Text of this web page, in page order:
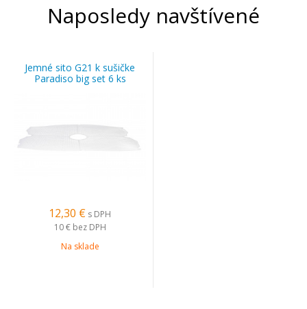
Naposledy navštívené
Jemné sito G21 k sušičke
Paradiso big set 6 ks
12,30 € s DPH
10 € bez DPH
Na sklade